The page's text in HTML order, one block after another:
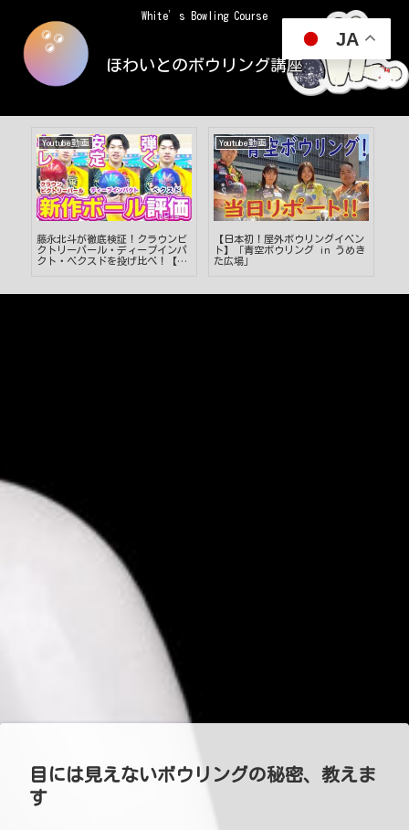
White’s Bowling Course
ほわいとのボウリング講座
Youtube動画
藤永北斗が徹底検証！クラウンビ
クトリーパール・ディープインパ
クト・ベクスドを投げ比べ！【ボ
Youtube動画
【日本初！屋外ボウリングイベン
ト】「青空ボウリング in うめき
た広場」
目には見えないボウリングの秘密、教えま
す
JA